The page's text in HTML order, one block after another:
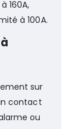
160A,
à 100A.
sur
contact
ou